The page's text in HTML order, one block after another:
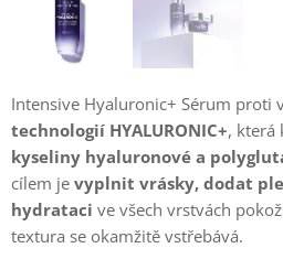
Intensive Hyaluronic+ Sérum proti
technologií HYALURONIC+, která
kyseliny hyaluronové a
cílem je vyplnit vrásky, dodat
hydrataci ve všech vrstvách
textura se okamžitě vstřebává.